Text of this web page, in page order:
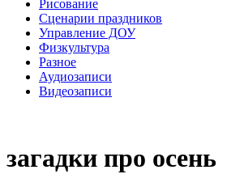
Рисование
Сценарии праздников
Управление ДОУ
Физкультура
Разное
Аудиозаписи
Видеозаписи
загадки про осень